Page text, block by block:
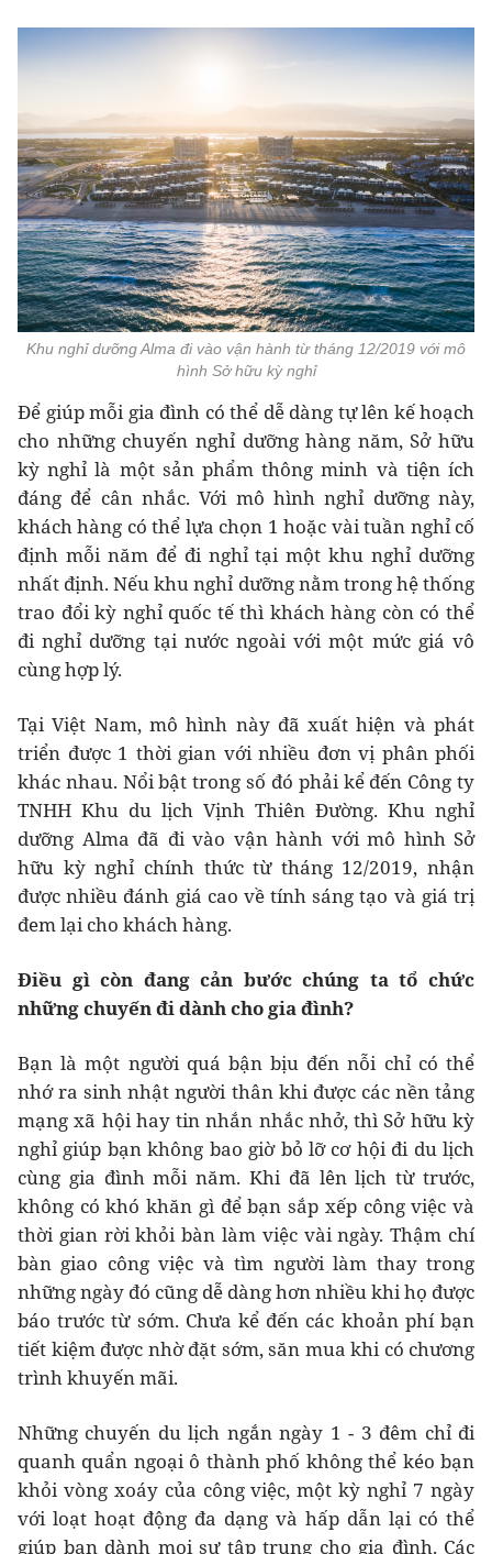
Khu nghỉ dưỡng Alma đi vào vận hành từ tháng 12/2019 với mô
hình Sở hữu kỳ nghỉ
Để giúp mỗi gia đình có thể dễ dàng tự lên kế hoạch
cho những chuyến nghỉ dưỡng hàng năm, Sở hữu
kỳ nghỉ là một sản phẩm thông minh và tiện ích
đáng để cân nhắc. Với mô hình nghỉ dưỡng này,
khách hàng có thể lựa chọn 1 hoặc vài tuần nghỉ cố
định mỗi năm để đi nghỉ tại một khu nghỉ dưỡng
nhất định. Nếu khu nghỉ dưỡng nằm trong hệ thống
trao đổi kỳ nghỉ quốc tế thì khách hàng còn có thể
đi nghỉ dưỡng tại nước ngoài với một mức giá vô
cùng hợp lý.
Tại Việt Nam, mô hình này đã xuất hiện và phát
triển được 1 thời gian với nhiều đơn vị phân phối
khác nhau. Nổi bật trong số đó phải kể đến Công ty
TNHH Khu du lịch Vịnh Thiên Đường. Khu nghỉ
dưỡng Alma đã đi vào vận hành với mô hình Sở
hữu kỳ nghỉ chính thức từ tháng 12/2019, nhận
được nhiều đánh giá cao về tính sáng tạo và giá trị
đem lại cho khách hàng.
Điều gì còn đang cản bước chúng ta tổ chức
những chuyến đi dành cho gia đình?
Bạn là một người quá bận bịu đến nỗi chỉ có thể
nhớ ra sinh nhật người thân khi được các nền tảng
mạng xã hội hay tin nhắn nhắc nhở, thì Sở hữu kỳ
nghỉ giúp bạn không bao giờ bỏ lỡ cơ hội đi du lịch
cùng gia đình mỗi năm. Khi đã lên lịch từ trước,
không có khó khăn gì để bạn sắp xếp công việc và
thời gian rời khỏi bàn làm việc vài ngày. Thậm chí
bàn giao công việc và tìm người làm thay trong
những ngày đó cũng dễ dàng hơn nhiều khi họ được
báo trước từ sớm. Chưa kể đến các khoản phí bạn
tiết kiệm được nhờ đặt sớm, săn mua khi có chương
trình khuyến mãi.
Những chuyến du lịch ngắn ngày 1 - 3 đêm chỉ đi
quanh quẩn ngoại ô thành phố không thể kéo bạn
khỏi vòng xoáy của công việc, một kỳ nghỉ 7 ngày
với loạt hoạt động đa dạng và hấp dẫn lại có thể
giúp bạn dành mọi sự tập trung cho gia đình. Các